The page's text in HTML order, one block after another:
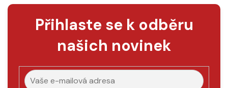
í
p
r
v
k
y
v
Přihlaste se k odběru
našich novinek